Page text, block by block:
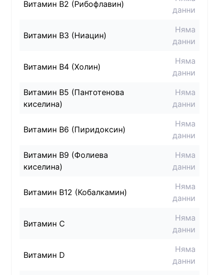
Витамин B2 (Рибофлавин)
данни
Витамин B3 (Ниацин)
Няма
данни
Витамин B4 (Холин)
Няма
данни
Витамин B5 (Пантотенова
киселина)
Няма
данни
Витамин B6 (Пиридоксин)
Няма
данни
Витамин B9 (Фолиева
киселина)
Няма
данни
Витамин B12 (Кобалкамин)
Няма
данни
Витамин C
Няма
данни
Витамин D
Няма
данни